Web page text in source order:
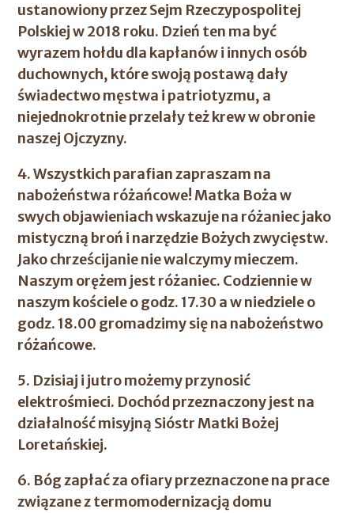
ustanowiony przez Sejm Rzeczypospolitej
Polskiej w 2018 roku. Dzień ten ma być
wyrazem hołdu dla kapłanów i innych osób
duchownych, które swoją postawą dały
świadectwo męstwa i patriotyzmu, a
niejednokrotnie przelały też krew w obronie
naszej Ojczyzny.
4. Wszystkich parafian zapraszam na
nabożeństwa różańcowe! Matka Boża w
swych objawieniach wskazuje na różaniec jako
mistyczną broń i narzędzie Bożych zwycięstw.
Jako chrześcijanie nie walczymy mieczem.
Naszym orężem jest różaniec. Codziennie w
naszym kościele o godz. 17.30 a w niedziele o
godz. 18.00 gromadzimy się na nabożeństwo
różańcowe.
5. Dzisiaj i jutro możemy przynosić
elektrośmieci. Dochód przeznaczony jest na
działalność misyjną Sióstr Matki Bożej
Loretańskiej.
6. Bóg zapłać za ofiary przeznaczone na prace
związane z termomodernizacją domu